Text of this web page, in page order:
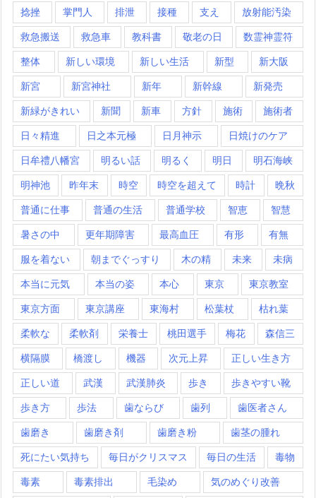
捻挫 掌門人 排泄 接種 支え 放射能汚染
救急搬送 救急車 教科書 敬老の日 数霊神霊符
整体 新しい環境 新しい生活 新型 新大阪
新宮 新宮神社 新年 新幹線 新発売
新緑がきれい 新聞 新車 方針 施術 施術者
日々精進 日之本元極 日月神示 日焼けのケア
日牟禮八幡宮 明るい話 明るく 明日 明石海峡
明神池 昨年末 時空 時空を超えて 時計 晩秋
普通に仕事 普通の生活 普通学校 智恵 智慧
暑さの中 更年期障害 最高血圧 有形 有無
服を着ない 朝までぐっすり 木の精 未来 未病
本当に元気 本当の姿 本心 東京 東京教室
東京方面 東京講座 東海村 松葉杖 枯れ葉
柔軟な 柔軟剤 栄養士 桃田選手 梅花 森信三
横隔膜 橋渡し 機器 次元上昇 正しい生き方
正しい道 武漢 武漢肺炎 歩き 歩きやすい靴
歩き方 歩法 歯ならび 歯列 歯医者さん
歯磨き 歯磨き剤 歯磨き粉 歯茎の腫れ
死にたい気持ち 毎日がクリスマス 毎日の生活 毒物
毒素 毒素排出 毛染め 気のめぐり改善